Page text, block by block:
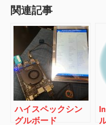
ン
関連記事
ハイスペックシン
グルボード